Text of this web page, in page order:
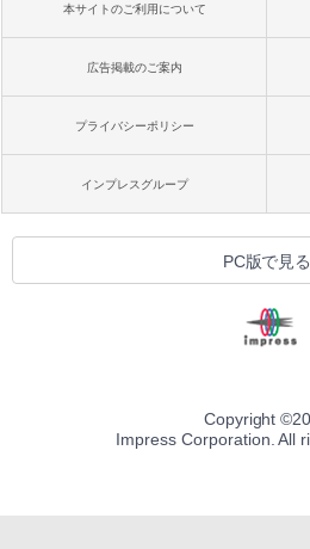
本サイトのご利用について
広告掲載のご案内
プライバシーポリシー
インプレスグループ
PC版で見る
Copyright ©
Impress Corporation. All